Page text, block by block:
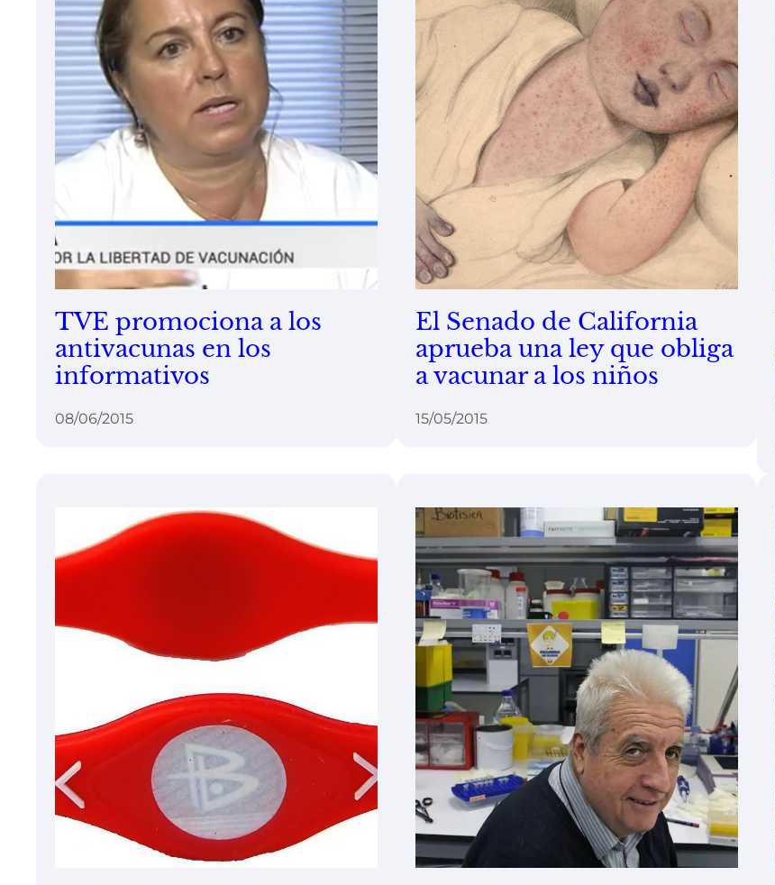
TVE promociona a los
antivacunas en los
informativos
08/06/2015
El Senado de California
aprueba una ley que obliga
a vacunar a los niños
15/05/2015